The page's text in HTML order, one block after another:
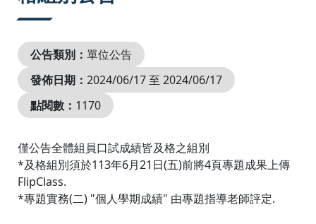
公告類別： 單位公告
發佈日期： 2024/06/17 至 2024/06/17
點閱數： 1170
僅公告全體組員口試成績皆及格之組別
*及格組別須於113年6月21日(五)前將4頁專題成果上傳
FlipClass.
*專題實務(二) "個人學期成績" 由專題指導老師評定.